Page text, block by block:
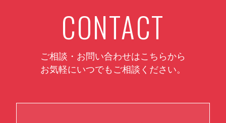
CONTACT
ご相談・お問い合わせはこちらから
お気軽にいつでもご相談ください。